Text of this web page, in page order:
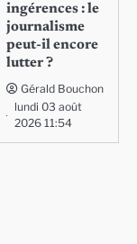
ingérences : le
journalisme
peut-il encore
lutter ?
Gérald Bouchon
lundi 03 août
2026 11:54